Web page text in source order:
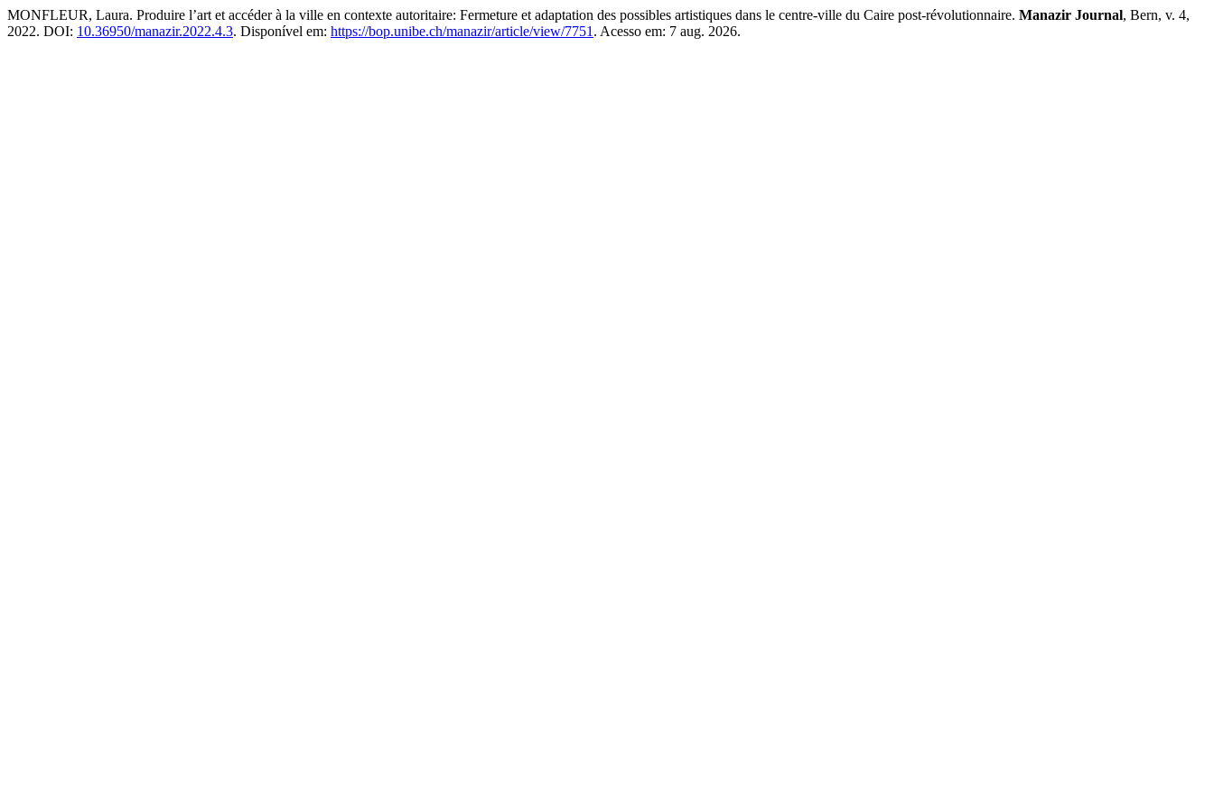
MONFLEUR, Laura. Produire l’art et accéder à la ville en contexte autoritaire: Fermeture et adaptation des possibles artistiques dans le centre-ville du Caire post-révolutionnaire. Manazir Journal, Bern, v. 4,
2022. DOI: 10.36950/manazir.2022.4.3. Disponível em: https://bop.unibe.ch/manazir/article/view/7751 . Acesso em: 7 aug. 2026.